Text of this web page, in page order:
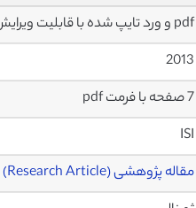
pdf و ورد تایپ شده با قابلیت ویرایش
2013
7 صفحه با فرمت pdf
ISI
مقاله پژوهشی (Research Article)